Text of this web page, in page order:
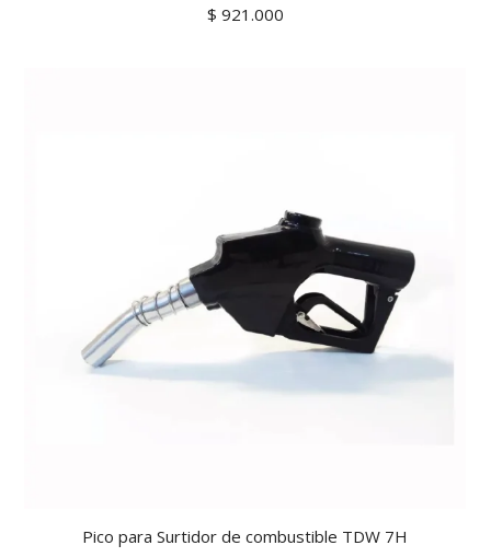
$ 921.000
Pico para Surtidor de combustible TDW 7H